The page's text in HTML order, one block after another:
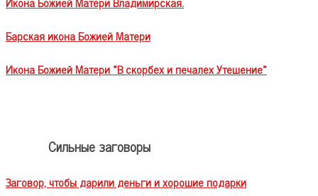
Барская икона Божией Матери
Икона Божией Матери «В скорбех и печалех Утешение»
Сильные заговоры
Заговор, чтобы дарили деньги и хорошие подарки